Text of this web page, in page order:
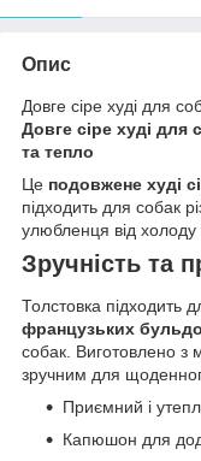
Опис
Довге сіре худі для
Довге сіре худі
та тепло
Це подовжене худі
підходить для собак
улюбленця від холоду
Зручність та
Толстовка підходить
французьких
собак. Виготовлено з
зручним для
Приємний і
Капюшон для